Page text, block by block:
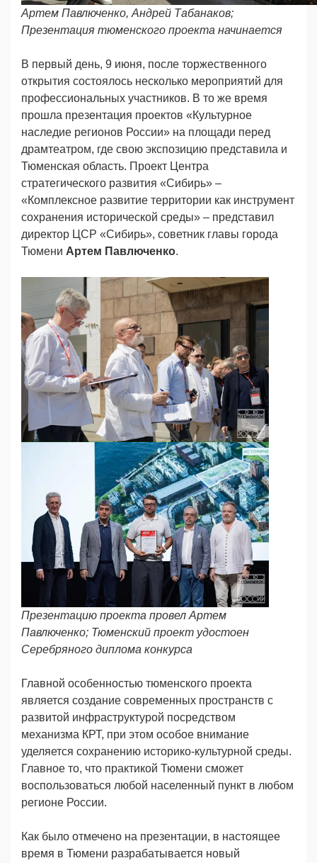
Артем Павлюченко, Андрей Табанаков;
Презентация тюменского проекта начинается
В первый день, 9 июня, после торжественного
открытия состоялось несколько мероприятий для
профессиональных участников. В то же время
прошла презентация проектов «Культурное
наследие регионов России» на площади перед
драмтеатром, где свою экспозицию представила и
Тюменская область. Проект Центра
стратегического развития «Сибирь» –
«Комплексное развитие территории как инструмент
сохранения исторической среды» – представил
директор ЦСР «Сибирь», советник главы города
Тюмени Артем Павлюченко.
Презентацию проекта провел Артем
Павлюченко; Тюменский проект удостоен
Серебряного диплома конкурса
Главной особенностью тюменского проекта
является создание современных пространств с
развитой инфраструктурой посредством
механизма КРТ, при этом особое внимание
уделяется сохранению историко-культурной среды.
Главное то, что практикой Тюмени сможет
воспользоваться любой населенный пункт в любом
регионе России.
Как было отмечено на презентации, в настоящее
время в Тюмени разрабатывается новый